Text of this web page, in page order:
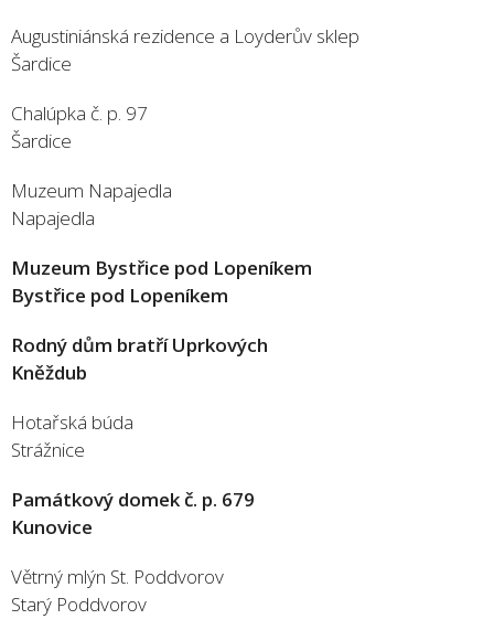
Augustiniánská rezidence a Loyderův sklep
Šardice
Chalúpka č. p. 97
Šardice
Muzeum Napajedla
Napajedla
Muzeum Bystřice pod Lopeníkem
Bystřice pod Lopeníkem
Rodný dům bratří Uprkových
Kněždub
Hotařská búda
Strážnice
Památkový domek č. p. 679
Kunovice
Větrný mlýn St. Poddvorov
Starý Poddvorov